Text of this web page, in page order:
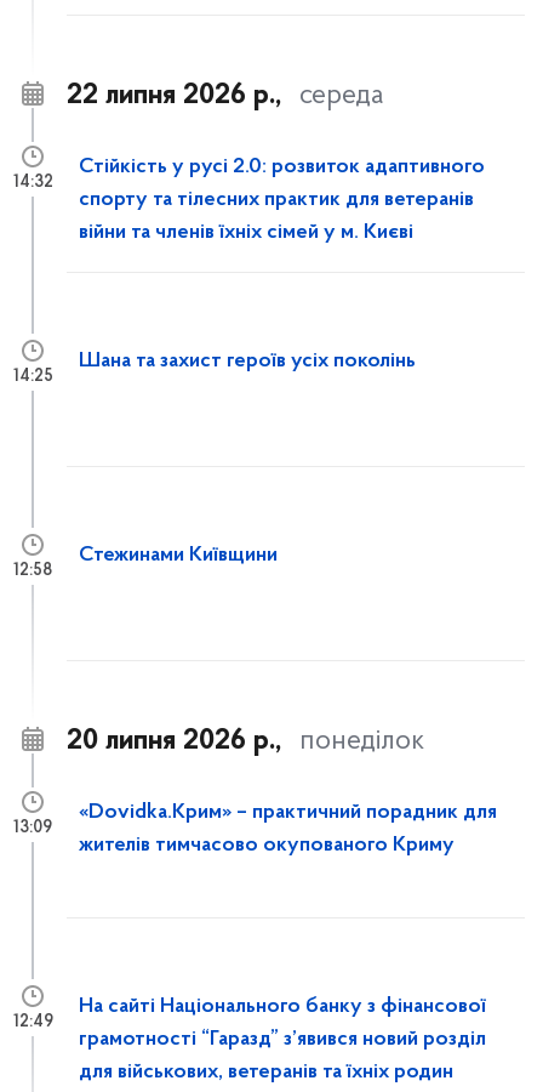
22 липня 2026 р., середа
Стійкість у русі 2.0: розвиток адаптивного
спорту та тілесних практик для ветеранів
війни та членів їхніх сімей у м. Києві
14:32
Шана та захист героїв усіх поколінь
14:25
Стежинами Київщини
12:58
20 липня 2026 р., понеділок
«Dovidka.Крим» – практичний порадник для
жителів тимчасово окупованого Криму
13:09
На сайті Національного банку з фінансової
грамотності “Гаразд” з’явився новий розділ
для військових, ветеранів та їхніх родин
12:49